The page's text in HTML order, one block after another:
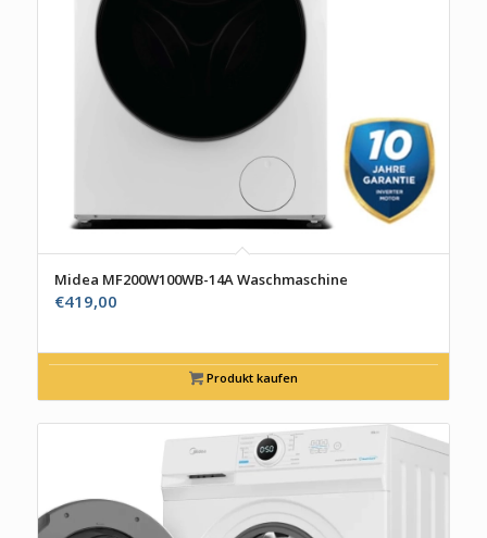
Midea MF200W100WB-14A Waschmaschine
€419,00
Produkt kaufen